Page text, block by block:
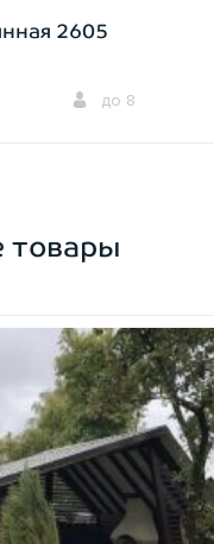
2605
до 8
товары